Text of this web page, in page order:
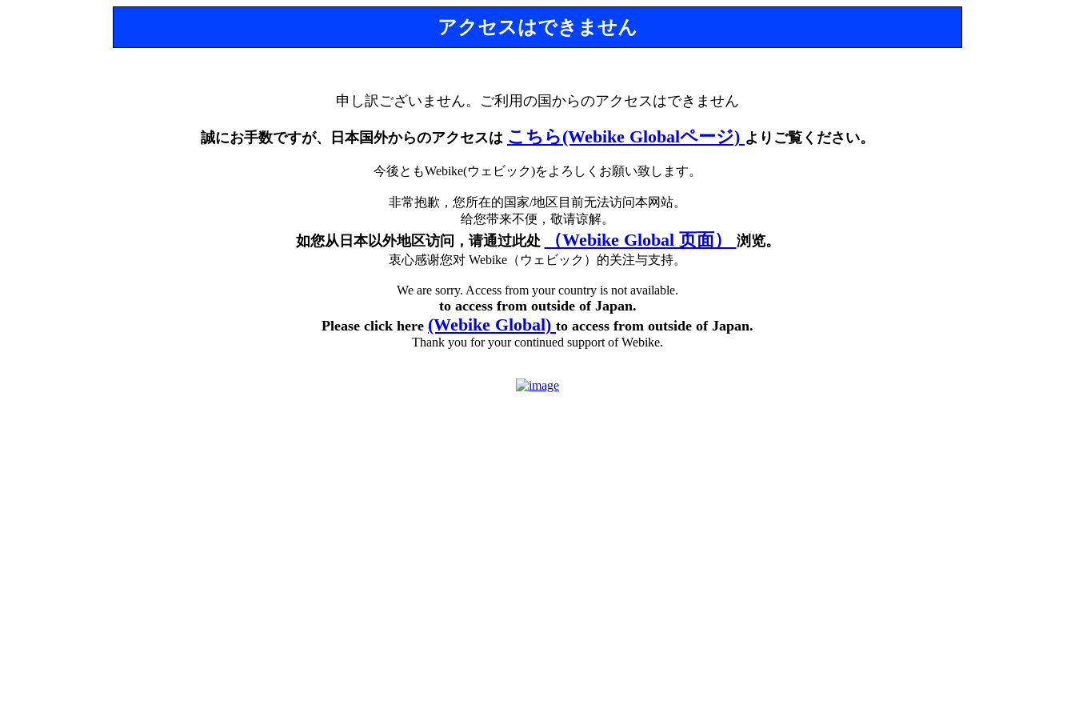
アクセスはできません
申し訳ございません。ご利用の国からのアクセスはできません
誠にお手数ですが、日本国外からのアクセスは こちら(Webike Globalページ) よりご覧ください。
今後ともWebike(ウェビック)をよろしくお願い致します。
非常抱歉，您所在的国家/地区目前无法访问本网站。
给您带来不便，敬请谅解。
如您从日本以外地区访问，请通过此处 （Webike Global 页面） 浏览。
衷心感谢您对 Webike（ウェビック）的关注与支持。
We are sorry. Access from your country is not available.
to access from outside of Japan.
Please click here (Webike Global) to access from outside of Japan.
Thank you for your continued support of Webike.